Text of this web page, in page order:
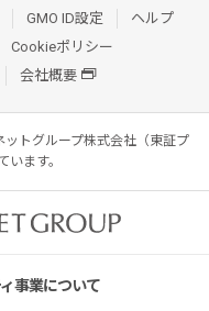
GMO ID設定
ヘルプ
Cookieポリシー
会社概要
ットグループ株式会社（東証プ
います。
事業について